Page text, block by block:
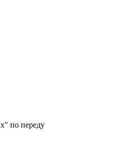
по переду